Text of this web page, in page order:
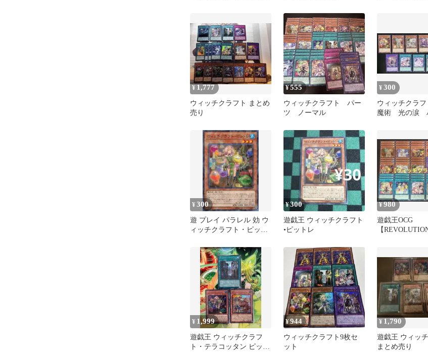
－トゥーン・ウィッチク
ラフト・破械－ / RV01-
JP034 / ID:95245544
¥ 1,777
ウィッチクラフト まとめ
売り
¥555
ウィッチクラフト パー
ツ ノーマル
¥300
ウィッチクラ
魔術 光の涙
¥300
遊 プレイ パラレル 効 ウ
ィッチクラフト・ピット
¥300
遊戯王 ウィッチクラフト
•ピットレ
¥980
遊戯王OCG
【
¥ 1,999
遊戯王 ウィッチクラフ
ト・テラコッタン ピット
¥944
ウィッチクラフト9枚セ
ット
¥ 1,790
遊戯王 ウィッ
まとめ売り